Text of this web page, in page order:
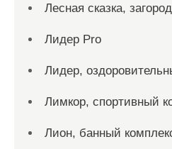
Лесная сказка,
Лидер Pro
Лидер,
Лимкор, спортивный
Лион, банный